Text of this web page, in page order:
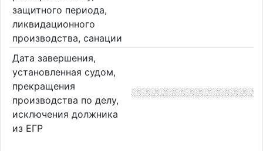
защитного периода,
ликвидационного
производства, санации
Дата завершения,
установленная судом,
прекращения
производства по делу,
исключения должника
из ЕГР